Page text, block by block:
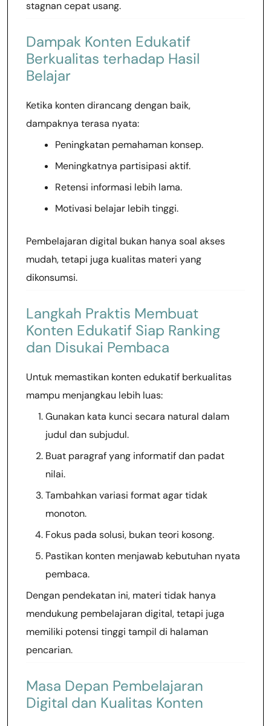
stagnan cepat usang.
Dampak Konten Edukatif
Berkualitas terhadap Hasil
Belajar
Ketika konten dirancang dengan baik,
dampaknya terasa nyata:
Peningkatan pemahaman konsep.
Meningkatnya partisipasi aktif.
Retensi informasi lebih lama.
Motivasi belajar lebih tinggi.
Pembelajaran digital bukan hanya soal akses
mudah, tetapi juga kualitas materi yang
dikonsumsi.
Langkah Praktis Membuat
Konten Edukatif Siap Ranking
dan Disukai Pembaca
Untuk memastikan konten edukatif berkualitas
mampu menjangkau lebih luas:
Gunakan kata kunci secara natural dalam
judul dan subjudul.
Buat paragraf yang informatif dan padat
nilai.
Tambahkan variasi format agar tidak
monoton.
Fokus pada solusi, bukan teori kosong.
Pastikan konten menjawab kebutuhan nyata
pembaca.
Dengan pendekatan ini, materi tidak hanya
mendukung pembelajaran digital, tetapi juga
memiliki potensi tinggi tampil di halaman
pencarian.
Masa Depan Pembelajaran
Digital dan Kualitas Konten